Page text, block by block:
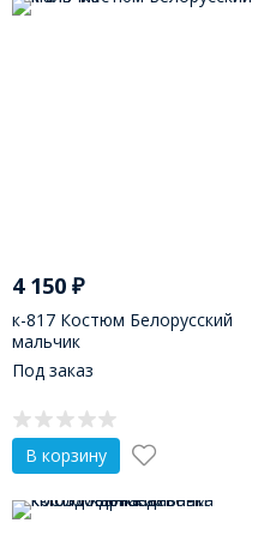
4 150 ₽
к-817 Костюм Белорусский
мальчик
Под заказ
В корзину